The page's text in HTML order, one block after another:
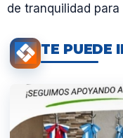
de tranquilidad
TE PUEDE